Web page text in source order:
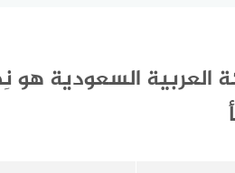
العربية السعودية